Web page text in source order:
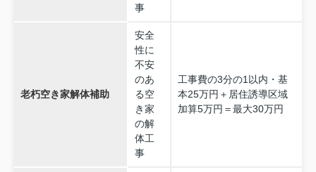
事
老朽空き家解体補助
安全
性に
不安
のあ
る空
き家
の解
体工
事
工事費の3分の1以内・基
本25万円＋居住誘導区域
加算5万円＝最大30万円